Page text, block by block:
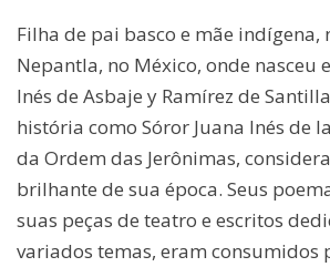
Filha de pai basco e mãe indígena,
Nepantla, no México, onde nasceu
Inés de Asbaje y Ramírez de
história como Sóror Juana Inés de
da Ordem das Jerônimas,
brilhante de sua época. Seus
suas peças de teatro e escritos
variados temas, eram consumidos